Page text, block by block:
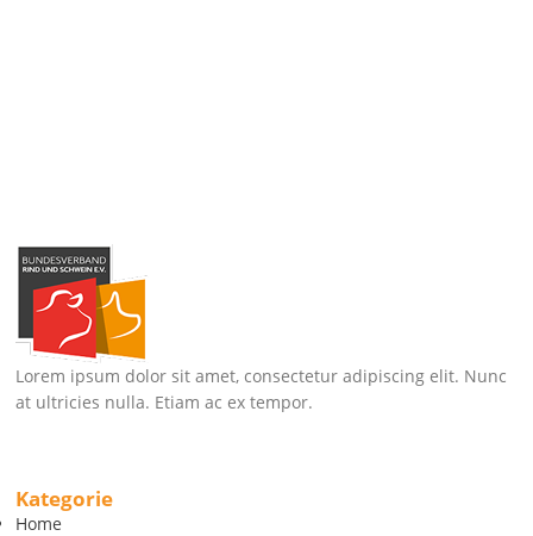
Lorem ipsum dolor sit amet, consectetur adipiscing elit. Nunc
at ultricies nulla. Etiam ac ex tempor.
Kategorie
Home